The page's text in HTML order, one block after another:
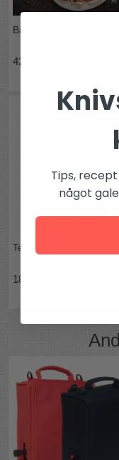
Baksten Rund med
420 kr
Termometer med spett
185 kr
Tips,
något